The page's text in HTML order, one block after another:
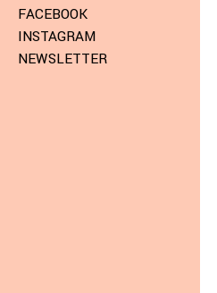
FACEBOOK
INSTAGRAM
NEWSLETTER